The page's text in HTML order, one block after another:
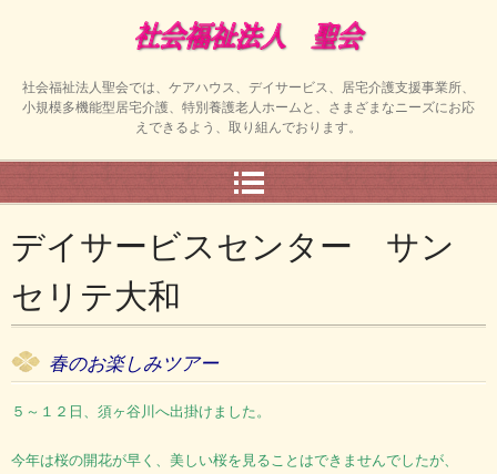
社会福祉法人聖会では、ケアハウス、デイサービス、居宅介護支援事業所、
小規模多機能型居宅介護、特別養護老人ホームと、さまざまなニーズにお応
えできるよう、取り組んでおります。
デイサービスセンター サン
セリテ大和
春のお楽しみツアー
５～１２日、須ヶ谷川へ出掛けました。
今年は桜の開花が早く、美しい桜を 見ることはできませんでしたが、